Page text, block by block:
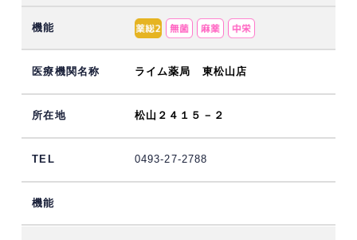
ライム薬局 東松山店
松山２４１５－２
0493-27-2788